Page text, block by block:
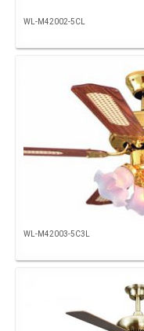
WL-M42002-5CL
WL-M42003-5C3L